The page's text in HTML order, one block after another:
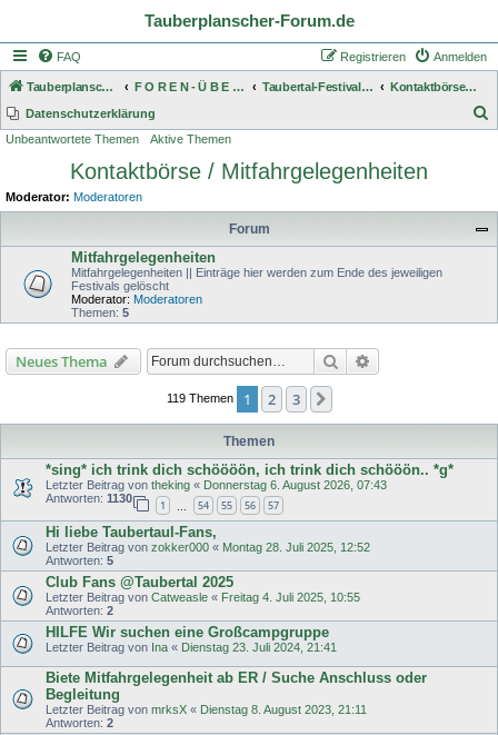
Tauberplanscher-Forum.de
FAQ Anmelden
Registrieren
Tauberplanscher-Forum.de F O R E N - Ü B E R S I C H T Taubertal-Festival 2026
Kontaktbörse / Mitfahrgelegenheiten
Datenschutzerklärung
Unbeantwortete Themen Aktive Themen
Kontaktbörse / Mitfahrgelegenheiten
Moderator: Moderatoren
Forum
Mitfahrgelegenheiten
Mitfahrgelegenheiten || Einträge hier werden zum Ende des jeweiligen
Festivals gelöscht
Moderator: Moderatoren
Themen: 5
Neues Thema Suche
119 Themen 1 2 3
Themen
*sing* ich trink dich schöööön, ich trink dich schööön.. *g*
Letzter Beitrag von theking « Donnerstag 6. August 2026, 07:43
Antworten: 1130
1 54 55 56 57
Hi liebe Taubertaul-Fans,
Letzter Beitrag von zokker000 « Montag 28. Juli 2025, 12:52
Antworten: 5
Club Fans @Taubertal 2025
Letzter Beitrag von Catweasle « Freitag 4. Juli 2025, 10:55
Antworten: 2
HILFE Wir suchen eine Großcampgruppe
Letzter Beitrag von Ina « Dienstag 23. Juli 2024, 21:41
Biete Mitfahrgelegenheit ab ER / Suche Anschluss oder
Begleitung
Letzter Beitrag von mrksX « Dienstag 8. August 2023, 21:11
Antworten: 2